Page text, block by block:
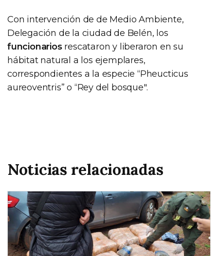
Con intervención de de Medio Ambiente,
Delegación de la ciudad de Belén, los
funcionariosrescataron y liberaron en su
hábitat natural a los ejemplares,
correspondientes a la especie “Pheucticus
aureoventris” o “Rey del bosque".
Noticias relacionadas